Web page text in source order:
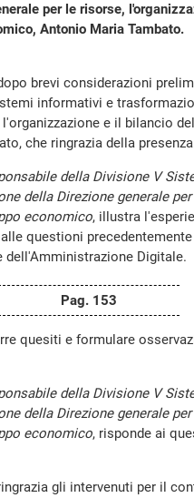
per le risorse,
Antonio Maria Tambato.
brevi considerazioni
informativi e
e il bilancio
che ringrazia della
della Divisione V
della Direzione generale
economico, illustra
questioni
dell'Amministrazione Digitale.
Pag. 153
quesiti e formulare
della Divisione V
della Direzione generale
economico, risponde ai
gli intervenuti per il